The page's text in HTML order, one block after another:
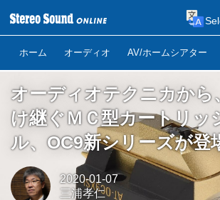
ホーム オーディオ AV/ホームシアター
オーディオテクニカから
け継ぐＭＣ型カートリッ
ル、OC9新シリーズが登
2020-01-07
三浦孝仁